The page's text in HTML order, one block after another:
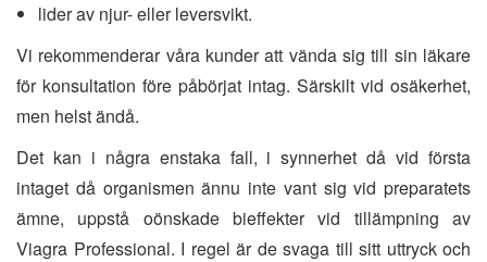
lider av njur- eller leversvikt.
Vi rekommenderar våra kunder att vända sig till sin läkare
för konsultation före påbörjat intag. Särskilt vid osäkerhet,
men helst ändå.
Det kan i några enstaka fall, i synnerhet då vid första
intaget då organismen ännu inte vant sig vid preparatets
ämne, uppstå oönskade bieffekter vid tillämpning av
Viagra Professional. I regel är de svaga till sitt uttryck och